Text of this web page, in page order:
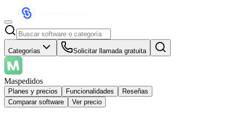
Categorías Solicitar llamada gratuita
Maspedidos
Planes y precios Funcionalidades
Reseñas
Comparar software
Ver precio